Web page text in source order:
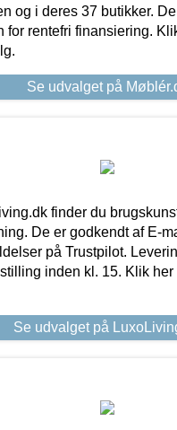
og i deres 37 butikker.
for rentefri finansiering.
Se udvalget på
finder du
De er godkendt af E-
på Trustpilot.
inden kl. 15. Klik her
Se udvalget på